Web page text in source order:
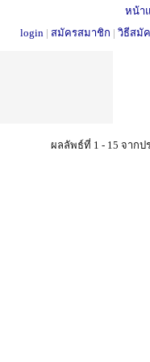
หน้า
login | สมัครสมาชิก | วิธีสมั
ผลลัพธ์ที่ 1 - 15 จากป